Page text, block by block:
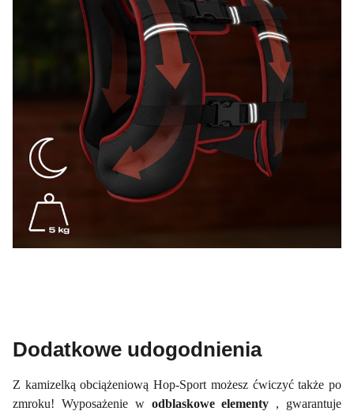
Dodatkowe udogodnienia
Z kamizelką obciążeniową Hop-Sport możesz ćwiczyć także po
zmroku! Wyposażenie w odblaskowe elementy , gwarantuje